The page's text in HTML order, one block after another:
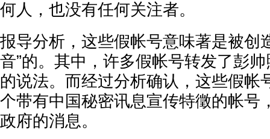
何人，也没有任何关注者。
报导分析，这些假帐号意味著是被创
音”的。其中，许多假帐号转发了彭
的说法。而经过分析确认，这些假帐
个带有中国秘密讯息宣传特徵的帐号
政府的消息。